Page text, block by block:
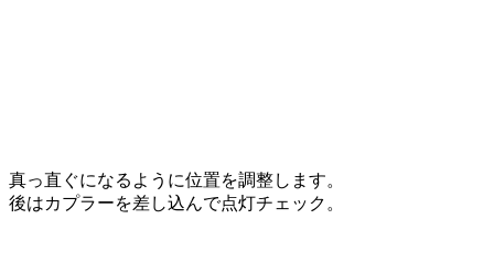
真っ直ぐになるように位置を調整します。
後はカプラーを差し込んで点灯チェック。